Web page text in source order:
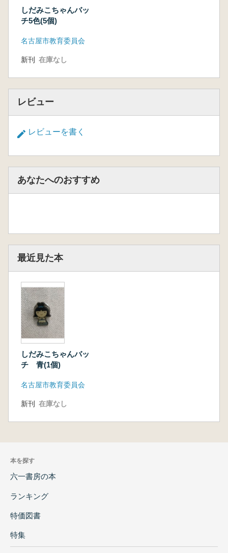
しだみこちゃんバッ
チ5色(5個)
名古屋市教育委員会
新刊 在庫なし
レビュー
レビューを書く
あなたへのおすすめ
最近見た本
しだみこちゃんバッ
チ 青(1個)
名古屋市教育委員会
新刊 在庫なし
本を探す
六一書房の本
ランキング
特価図書
特集